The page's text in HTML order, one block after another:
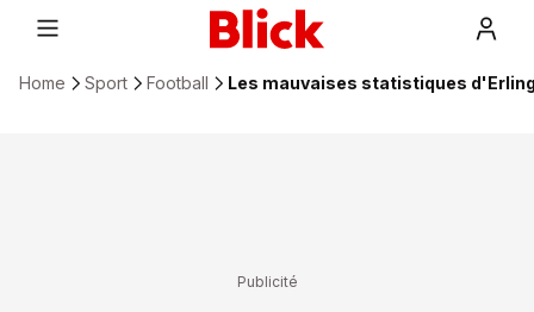
Home Sport Football Les mauvaises statistiques